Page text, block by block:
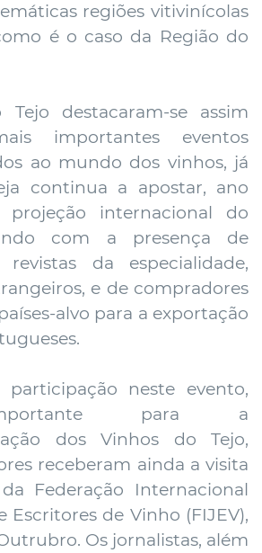
regiões vitivinícolas
é o caso da Região do
destacaram-se assim
importantes eventos
ao mundo dos vinhos, já
continua a apostar, ano
internacional do
com a presença de
da especialidade,
e de compradores
alvo para a exportação
neste evento,
para a
dos Vinhos do Tejo,
receberam ainda a visita
Federação Internacional
Escritores de Vinho (FIJEV),
Os jornalistas, além